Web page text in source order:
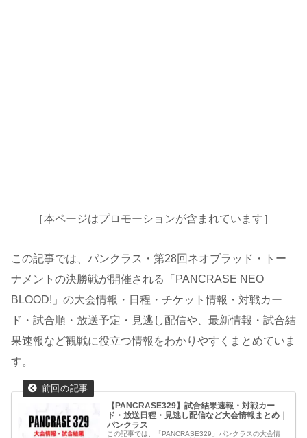
［本ページはプロモーションが含まれています］
この記事では、パンクラス・第28回ネオブラッド・トー
ナメントの決勝戦が開催される「PANCRASE NEO
BLOOD!」の大会情報・日程・チケット情報・対戦カー
ド・試合順・放送予定・見逃し配信や、最新情報・試合結
果速報など観戦に役立つ情報をわかりやすくまとめていま
す。
【PANCRASE329】試合結果速報・対戦カー
ド・放送日程・見逃し配信など大会情報まとめ｜
パンクラス
この記事では、「PANCRASE329」パンクラスの大会情